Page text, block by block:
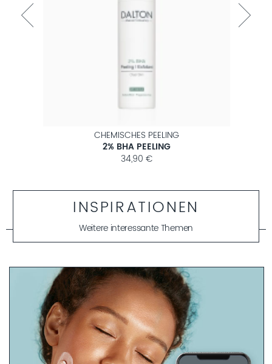
CHEMISCHES PEELING
2% BHA PEELING
34,90 €
INSPIRATIONEN
Weitere interessante Themen